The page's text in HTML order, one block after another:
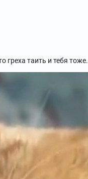
греха таить и тебя тоже.